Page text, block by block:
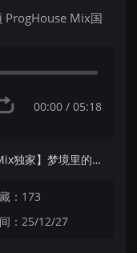
ProgHouse Mix国
00:00 / 05:18
下一首：【172Mix独家】梦境里的算法 - 给未来的自己(Dj小麒 Electro Mix国语男)
：173
：25/12/27